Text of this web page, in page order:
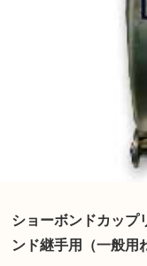
ショーボンドカッ
ンド継手用（一般用